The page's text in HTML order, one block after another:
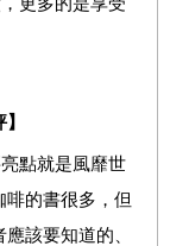
點就是風靡世
啡的書很多，但
該要知道的、